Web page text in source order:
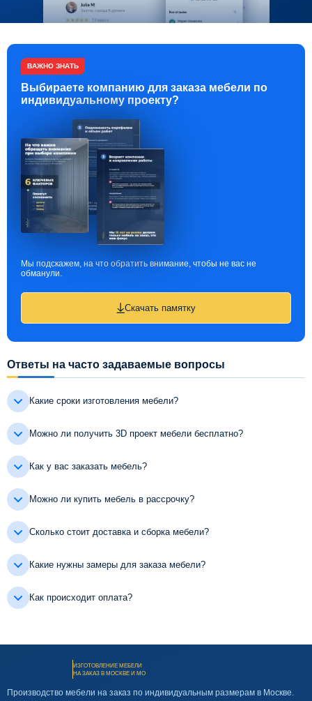
ВАЖНО ЗНАТЬ
Выбираете компанию для заказа мебели по
индивидуальному проекту?
Мы подскажем, на что обратить внимание, чтобы не вас не
обманули.
Скачать памятку
Ответы на часто задаваемые вопросы
Какие сроки изготовления мебели?
Можно ли получить 3D проект мебели бесплатно?
Как у вас заказать мебель?
Можно ли купить мебель в рассрочку?
Сколько стоит доставка и сборка мебели?
Какие нужны замеры для заказа мебели?
Как происходит оплата?
ИЗГОТОВЛЕНИЕ МЕБЕЛИ
НА ЗАКАЗ В МОСКВЕ И МО
Производство мебели на заказ по индивидуальным размерам в Москве.